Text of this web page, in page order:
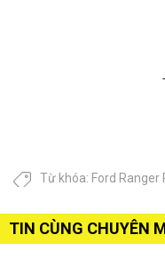
Từ khóa: Ford Ranger
TIN CÙNG CHUYÊN